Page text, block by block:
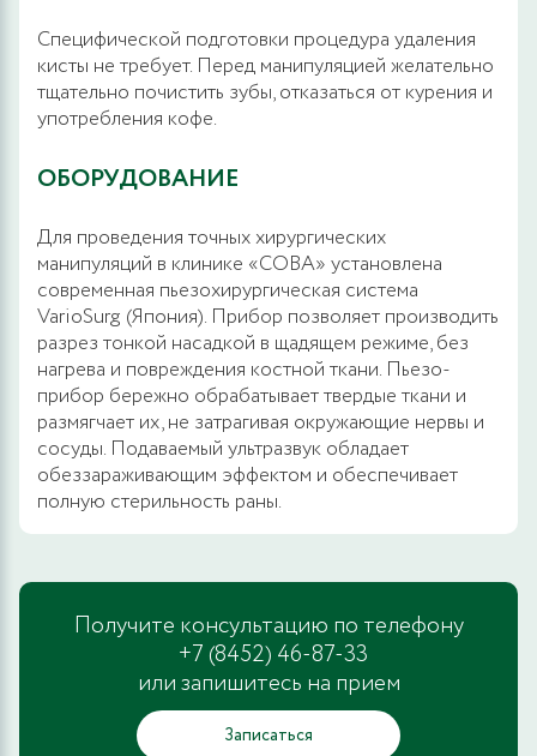
Специфической подготовки процедура удаления
кисты не требует. Перед манипуляцией желательно
тщательно почистить зубы, отказаться от курения и
употребления кофе.
ОБОРУДОВАНИЕ
Для проведения точных хирургических
манипуляций в клинике «СОВА» установлена
современная пьезохирургическая система
VarioSurg (Япония). Прибор позволяет производить
разрез тонкой насадкой в щадящем режиме, без
нагрева и повреждения костной ткани. Пьезо-
прибор бережно обрабатывает твердые ткани и
размягчает их, не затрагивая окружающие нервы и
сосуды. Подаваемый ультразвук обладает
обеззараживающим эффектом и обеспечивает
полную стерильность раны.
Получите консультацию по телефону
+7 (8452) 46-87-33
или запишитесь на прием
Записаться